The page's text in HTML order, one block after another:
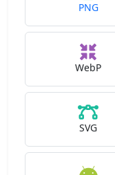
PNG
WebP
SVG